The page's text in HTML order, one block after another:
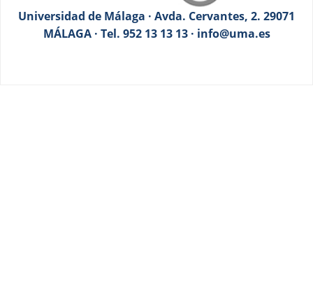
Universidad de Málaga · Avda. Cervantes, 2. 29071
MÁLAGA · Tel. 952 13 13 13 · info@uma.es